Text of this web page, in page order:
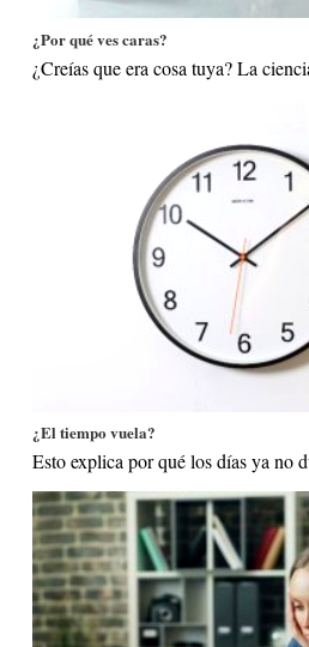
¿Por qué ves caras?
¿Creías que era cosa tuya? La
¿El tiempo vuela?
Esto explica por qué los días ya no